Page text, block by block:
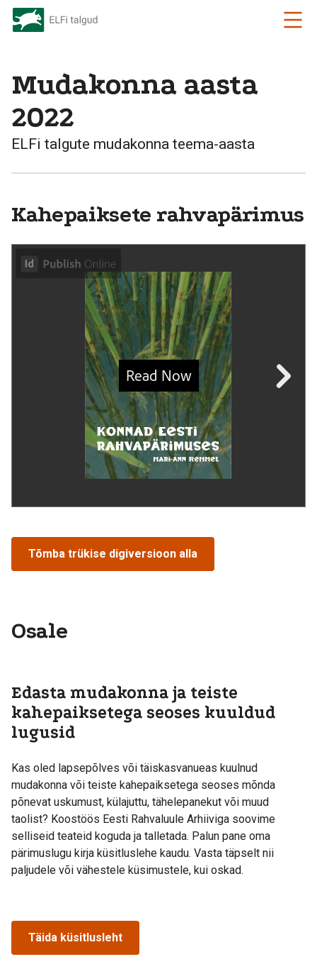
Mudakonna aasta
2022
ELFi talgute mudakonna teema-aasta
Kahepaiksete rahvapärimus
Tõmba trükise digiversioon alla
Osale
Edasta mudakonna ja teiste
kahepaiksetega seoses kuuldud
lugusid
Kas oled lapsepõlves või täiskasvanueas kuulnud
mudakonna või teiste kahepaiksetega seoses mõnda
põnevat uskumust, külajuttu, tähelepanekut või muud
taolist? Koostöös Eesti Rahvaluule Arhiiviga soovime
selliseid teateid koguda ja talletada. Palun pane oma
pärimuslugu kirja küsitluslehe kaudu. Vasta täpselt nii
paljudele või vähestele küsimustele, kui oskad.
Täida küsitlusleht